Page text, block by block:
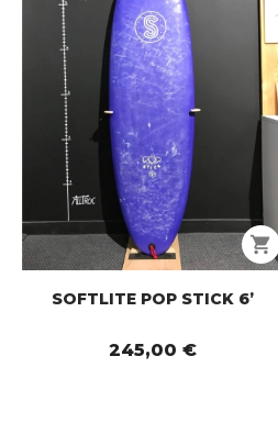
shopping_cart
SOFTLITE POP STICK 6’
245,00 €